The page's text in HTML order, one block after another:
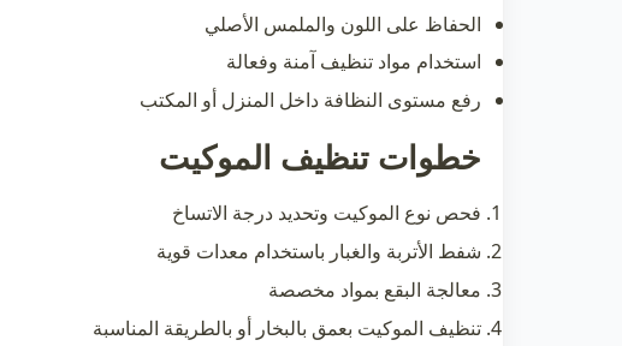
الحفاظ على اللون والملمس الأصلي
استخدام مواد تنظيف آمنة وفعالة
رفع مستوى النظافة داخل المنزل أو المكتب
خطوات تنظيف الموكيت
فحص نوع الموكيت وتحديد درجة الاتساخ
شفط الأتربة والغبار باستخدام معدات قوية
معالجة البقع بمواد مخصصة
تنظيف الموكيت بعمق بالبخار أو بالطريقة المناسبة